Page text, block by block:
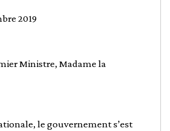
2019
Ministre, Madame la
le gouvernement s’est